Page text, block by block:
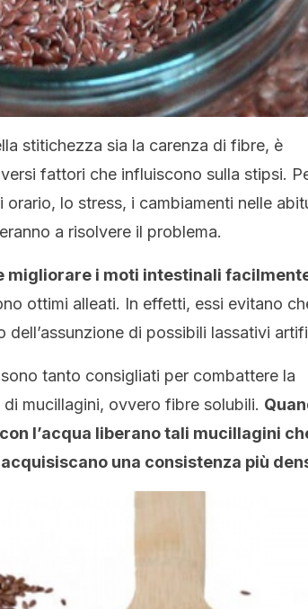
stitichezza sia la carenza di fibre, è
fattori che influiscono sulla stipsi.
lo stress, i cambiamenti nelle
a risolvere il problema.
migliorare i moti intestinali
ottimi alleati. In effetti, essi evitano
di possibili lassativi
tanto consigliati per combattere la
mucillagini, ovvero fibre solubili.
l’acqua liberano tali mucillagini
una consistenza più